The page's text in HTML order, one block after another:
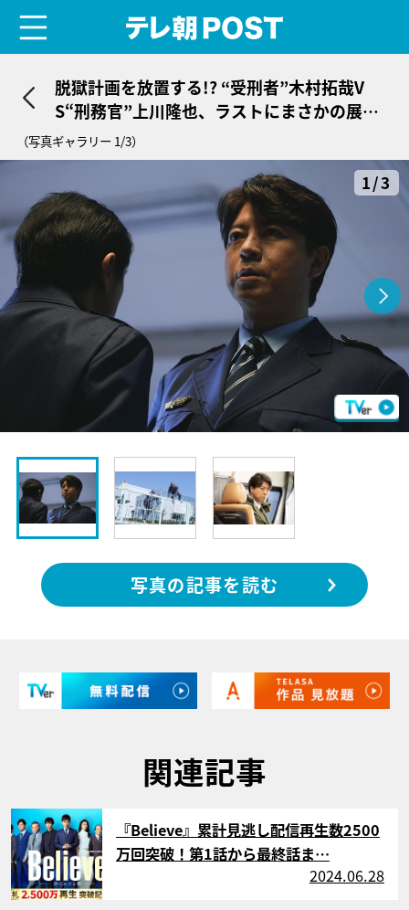
脱獄計画を放置する!? “受刑者”木村拓哉V
S“刑務官”上川隆也、ラストにまさかの展開
＜ドラマ『Believe』＞
（写真ギャラリー 1/3）
1/3
写真の記事を読む
関連記事
サムネイル
『Believe』累計見逃し配信再生数2500
万回突破！第1話から最終話ま…
2024.06.28